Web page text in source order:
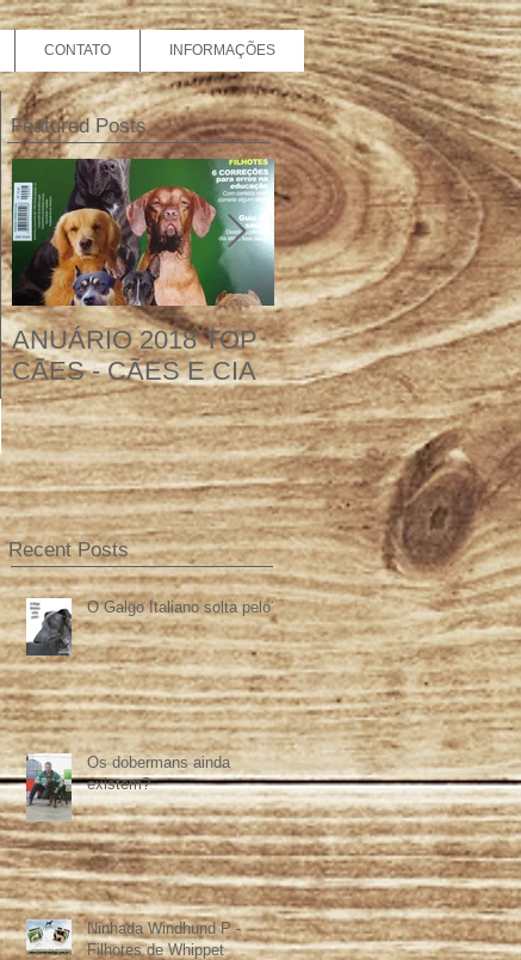
CONTATO INFORMAÇÕES
Featured Posts
ANUÁRIO 2018 TOP
CÃES - CÃES E CIA
WHIPPET - Matéria
para revista Cães e
Cia com a nossa
participação
Recent Posts
O Galgo Italiano solta pelo?
Os dobermans ainda
existem?
Ninhada Windhund P -
Filhotes de Whippet